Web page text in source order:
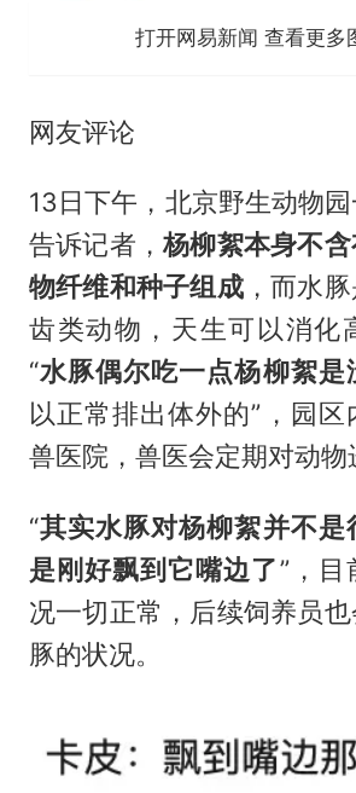
打开网易新闻 查看更多
网友评论
13日下午，北京野生动物
告诉记者，杨柳絮本身不
物纤维和种子组成，而水
齿类动物，天生可以消化
“水豚偶尔吃一点杨柳絮是
以正常排出体外的”，园区
兽医院，兽医会定期对动物
“其实水豚对杨柳絮并不是
是刚好飘到它嘴边了”，目
况一切正常，后续饲养员
豚的状况。